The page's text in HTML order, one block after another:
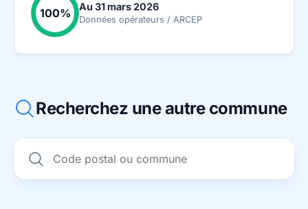
100% Au 31 mars 2026
Données opérateurs / ARCEP
Recherchez une autre commune